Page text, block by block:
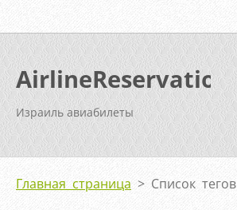
AirlineReservation
Израиль авиабилеты
Главная страница > Список тегов